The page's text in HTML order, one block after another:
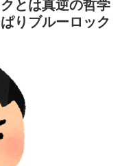
る日本の医療チーム、
したUSスチール驚異
艇が次々着水する南仏
逃げる」【海外の反
診断士受験者向けのIT
とは真逆の哲学
りブルーロック